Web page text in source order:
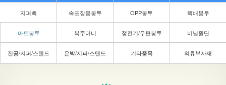
지퍼백 속포장용봉투 OPP봉투 택배봉투
마트봉투 복주머니 정전기/우편봉투 비닐원단
진공/지퍼/스탠드 은박/지퍼/스탠드 기타품목 의류부자재